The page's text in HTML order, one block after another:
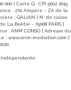
| Carte G : CPI 5002 2015
: 270 Ampère - ZA de la
: GALIAN | N° de caisse
La Boëtie - 75008 PARIS |
: ANM CONSO | Adresse du
: www.anm-mediation.com |